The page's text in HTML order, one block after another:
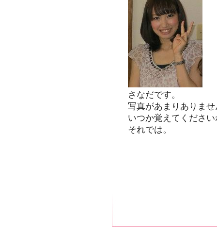
さなだです。
写真があまりありま
いつか覚えてください
それでは。